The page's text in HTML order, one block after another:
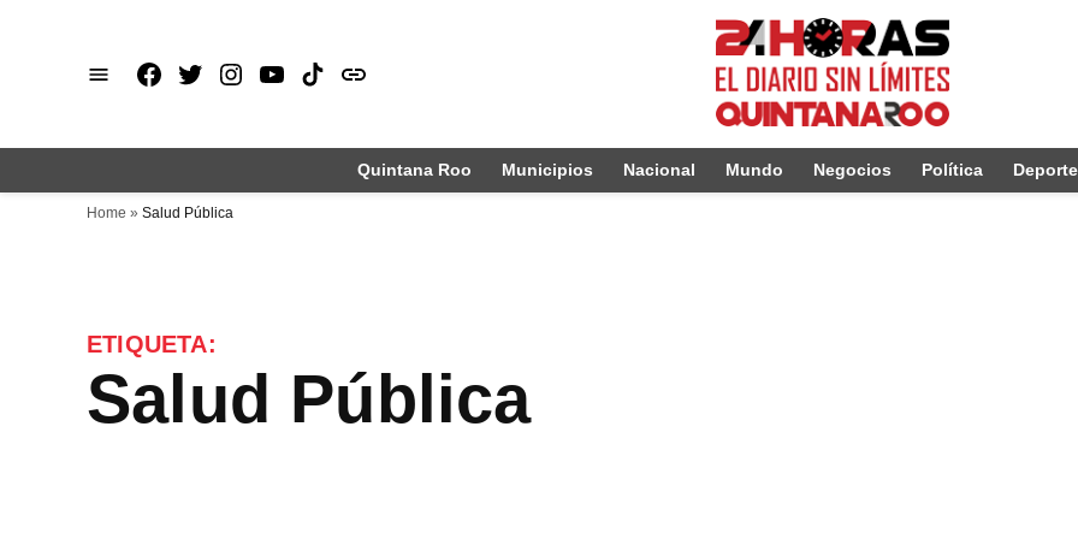
Facebook
X Instagram
Youtube
TikTok
issuu
Quintana Roo Municipios Nacional Mundo Negocios Política
Home » Salud Pública
ETIQUETA:
Salud Pública